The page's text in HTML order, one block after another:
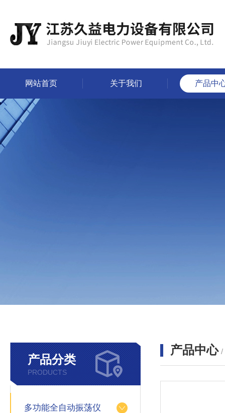
网站首页 关于我们 产品中
产品分类
PRODUCTS
多功能全自动振荡仪
产品中心 /